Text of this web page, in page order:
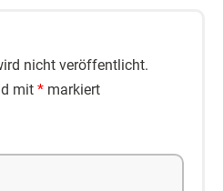
nicht veröffentlicht.
mit * markiert